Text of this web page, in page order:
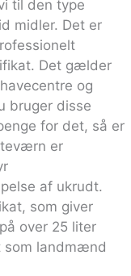
til den type
midler. Det er
Det gælder
og
bruger disse
for det, så er
er
af ukrudt.
som giver
over 25 liter
som landmænd